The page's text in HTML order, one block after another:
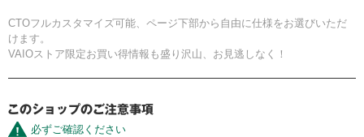
CTOフルカスタマイズ可能、ページ下部から自由に仕様をお選びいただ
けます。
VAIOストア限定お買い得情報も盛り沢山、お見逃しなく！
必ずご確認ください